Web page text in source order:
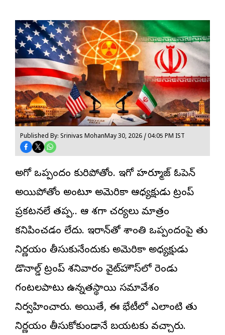
Published By: Srinivas MohanMay 30, 2026 / 04:05 PM IST
అదిగో ఒప్పందం కుదిరిపోతోంది. ఇదిగో హర్మూజ్ ఓపెన్
అయిపోతోంది అంటూ అమెరికా ఆధ్యక్షుడు ట్రంప్
ప్రకటనలే తప్ప.. ఆ దిశగా చర్యలు మాత్రం
కనిపించడం లేదు. ఇరాన్‌తో శాంతి ఒప్పందంపై తుది
నిర్ణయం తీసుకునేందుకు అమెరికా అధ్యక్షుడు
డొనాల్డ్ ట్రంప్ శనివారం వైట్‌హౌస్‌లో రెండు
గంటలపాటు ఉన్నతస్థాయి సమావేశం
నిర్వహించారు. అయితే, ఈ భేటీలో ఎలాంటి తుది
నిర్ణయం తీసుకోకుండానే బయటకు వచ్చారు.